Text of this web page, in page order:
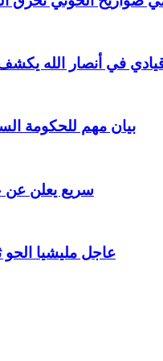
في أنصار الله
بيان مهم للحكومة
سريع يعلن عن
عاجل مليشيا الحو